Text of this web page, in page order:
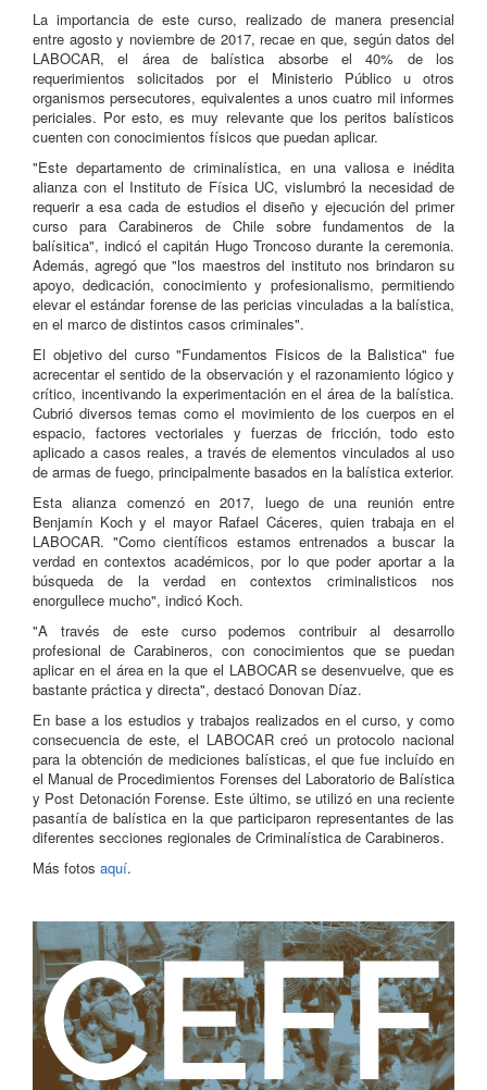
La importancia de este curso, realizado de manera presencial
entre agosto y noviembre de 2017, recae en que, según datos del
LABOCAR, el área de balística absorbe el 40% de los
requerimientos solicitados por el Ministerio Público u otros
organismos persecutores, equivalentes a unos cuatro mil informes
periciales. Por esto, es muy relevante que los peritos balísticos
cuenten con conocimientos físicos que puedan aplicar.
"Este departamento de criminalística, en una valiosa e inédita
alianza con el Instituto de Física UC, vislumbró la necesidad de
requerir a esa cada de estudios el diseño y ejecución del primer
curso para Carabineros de Chile sobre fundamentos de la
balísitica", indicó el capitán Hugo Troncoso durante la ceremonia.
Además, agregó que "los maestros del instituto nos brindaron su
apoyo, dedicación, conocimiento y profesionalismo, permitiendo
elevar el estándar forense de las pericias vinculadas a la balística,
en el marco de distintos casos criminales".
El objetivo del curso "Fundamentos Fisicos de la Balistica" fue
acrecentar el sentido de la observación y el razonamiento lógico y
crítico, incentivando la experimentación en el área de la balística.
Cubrió diversos temas como el movimiento de los cuerpos en el
espacio, factores vectoriales y fuerzas de fricción, todo esto
aplicado a casos reales, a través de elementos vinculados al uso
de armas de fuego, principalmente basados en la balística exterior.
Esta alianza comenzó en 2017, luego de una reunión entre
Benjamín Koch y el mayor Rafael Cáceres, quien trabaja en el
LABOCAR. "Como científicos estamos entrenados a buscar la
verdad en contextos académicos, por lo que poder aportar a la
búsqueda de la verdad en contextos criminalisticos nos
enorgullece mucho", indicó Koch.
"A través de este curso podemos contribuir al desarrollo
profesional de Carabineros, con conocimientos que se puedan
aplicar en el área en la que el LABOCAR se desenvuelve, que es
bastante práctica y directa", destacó Donovan Díaz.
En base a los estudios y trabajos realizados en el curso, y como
consecuencia de este, el LABOCAR creó un protocolo nacional
para la obtención de mediciones balísticas, el que fue incluído en
el Manual de Procedimientos Forenses del Laboratorio de Balística
y Post Detonación Forense. Este último, se utilizó en una reciente
pasantía de balística en la que participaron representantes de las
diferentes secciones regionales de Criminalística de Carabineros.
Más fotos aquí.